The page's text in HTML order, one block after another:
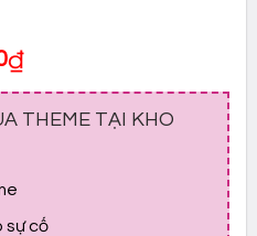
₫Giá
là:
THEME TẠI KHO
sự cố